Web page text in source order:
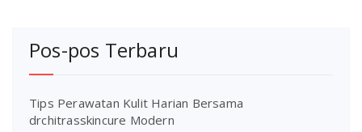
Pos-pos Terbaru
Tips Perawatan Kulit Harian Bersama
drchitrasskincure Modern